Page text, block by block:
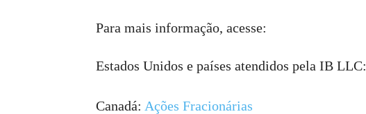
Para mais informação, acesse:
Estados Unidos e países atendidos pela IB LLC:
Canadá: Ações Fracionárias